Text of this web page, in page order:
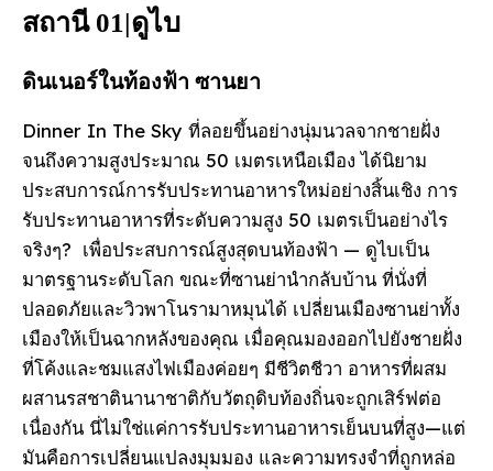
สถานี 01|ดูไบ
ดินเนอร์ในท้องฟ้า ซานยา
Dinner In The Sky ที่ลอยขึ้นอย่างนุ่มนวลจากชายฝั่ง
จนถึงความสูงประมาณ 50 เมตรเหนือเมือง ได้นิยาม
ประสบการณ์การรับประทานอาหารใหม่อย่างสิ้นเชิง การ
รับประทานอาหารที่ระดับความสูง 50 เมตรเป็นอย่างไร
จริงๆ? เพื่อประสบการณ์สูงสุดบนท้องฟ้า — ดูไบเป็น
มาตรฐานระดับโลก ขณะที่ซานย่านํากลับบ้าน ที่นั่งที่
ปลอดภัยและวิวพาโนรามาหมุนได้ เปลี่ยนเมืองซานย่าทั้ง
เมืองให้เป็นฉากหลังของคุณ เมื่อคุณมองออกไปยังชายฝั่ง
ที่โค้งและชมแสงไฟเมืองค่อยๆ มีชีวิตชีวา อาหารที่ผสม
ผสานรสชาตินานาชาติกับวัตถุดิบท้องถิ่นจะถูกเสิร์ฟต่อ
เนื่องกัน นี่ไม่ใช่แค่การรับประทานอาหารเย็นบนที่สูง—แต่
มันคือการเปลี่ยนแปลงมุมมอง และความทรงจําที่ถูกหล่อ